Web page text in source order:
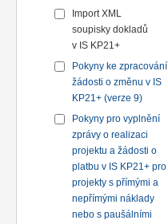
Import XML
soupisky dokladů
v IS KP21+
Pokyny ke zpracování
žádosti o změnu v IS
KP21+ (verze 9)
Pokyny pro vyplnění
zprávy o realizaci
projektu a žádosti o
platbu v IS KP21+ pro
projekty s přímými a
nepřímými náklady
nebo s paušálními